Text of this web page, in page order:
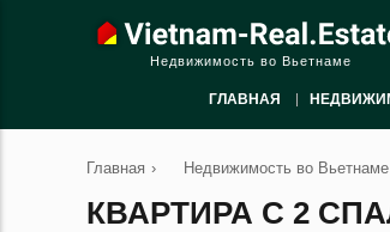
Недвижимость во Вьетнаме
ГЛАВНАЯ
Главная › Недвижимость во Вьетнаме
КВАРТИРА С 2